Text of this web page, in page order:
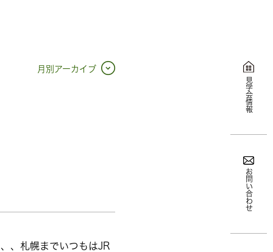
見学会情報
お問い合わせ
月別アーカイブ
、札幌までいつもはJR